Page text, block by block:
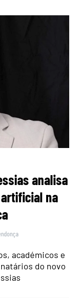
analisa
na
académicos e
do novo